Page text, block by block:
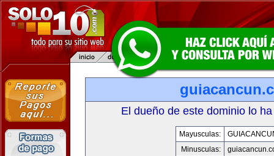
El dueño de este dominio lo
Mayusculas:
Minusculas: